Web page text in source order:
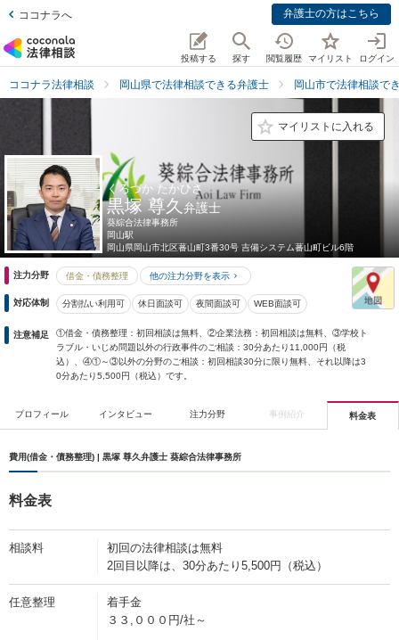
ココナラへ 弁護士の方はこちら
投稿する 探す 閲覧履歴 マイリスト ログイン
ココナラ法律相談 岡山県で法律相談できる弁護士 岡山市で法律相談で
マイリストに入れる
くろづか たかひさ
黒塚 尊久弁護士
葵綜合法律事務所
岡山駅
岡山県岡山市北区蕃山町3番30号 吉備システム蕃山町ビル6階
注力分野 借金・債務整理 他の注力分野を表示
対応体制 分割払い利用可 休日面談可 夜間面談可 WEB面談可
注意補足
①借金・債務整理：初回相談は無料、②企業法務：初回相談は無料、③学校ト
ラブル・いじめ問題以外の行政事件のご相談：30分あたり11,000円（税
込）、④①～③以外の分野のご相談：初回相談30分に限り無料、それ以降は3
0分あたり5,500円（税込）です。
プロフィール インタビュー 注力分野 事例紹介 料金表
費用(借金・債務整理) | 黒塚 尊久弁護士 葵綜合法律事務所
料金表
相談料
初回の法律相談は無料
2回目以降は、30分あたり5,500円（税込）
任意整理
着手金
３３,０００円/社～